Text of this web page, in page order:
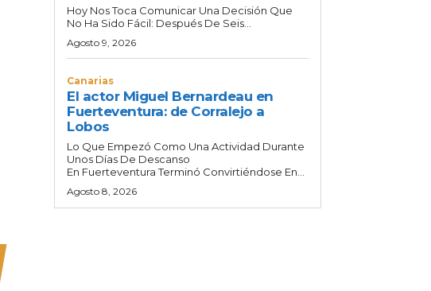
Hoy Nos Toca Comunicar Una Decisión Que
No Ha Sido Fácil: Después De Seis...
Agosto 9, 2026
Canarias
El actor Miguel Bernardeau en
Fuerteventura: de Corralejo a
Lobos
Lo Que Empezó Como Una Actividad Durante
Unos Días De Descanso
En Fuerteventura Terminó Convirtiéndose En...
Agosto 8, 2026